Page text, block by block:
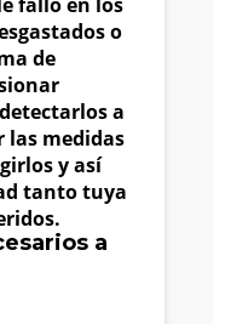
o
de
a
las medidas
y así
tanto tuya
a